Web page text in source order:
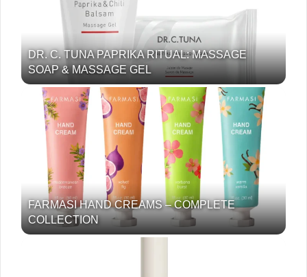
DR. C. TUNA PAPRIKA RITUAL: MASSAGE
SOAP & MASSAGE GEL
FARMASI HAND CREAMS – COMPLETE
COLLECTION